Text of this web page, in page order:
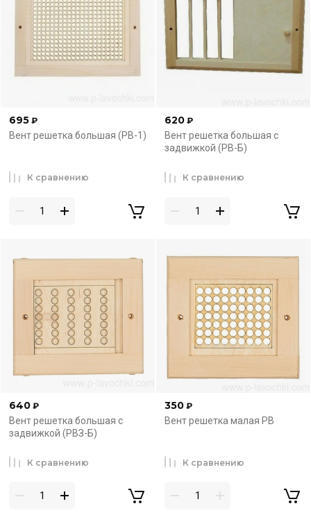
695 ₽
Вент решетка большая (РВ-1)
К сравнению
620 ₽
Вент решетка большая с
задвижкой (РВ-Б)
К сравнению
640 ₽
Вент решетка большая с
задвижкой (РВЗ-Б)
К сравнению
350 ₽
Вент решетка малая РВ
К сравнению